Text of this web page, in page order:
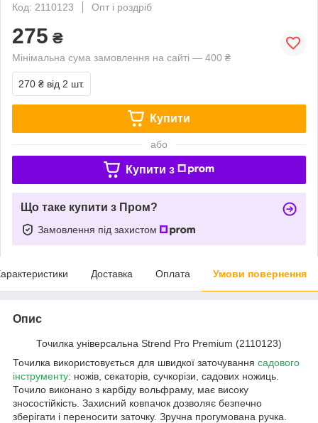
Код: 2110123
Опт і роздріб
275 ₴
Мінімальна сума замовлення на сайті — 400 ₴
270 ₴ від 2 шт.
Купити
або
Купити з
Що таке купити з Пром?
Замовлення під захистом
Доставка Оплата Умови повернення
Опис
Точилка універсальна Strend Pro Premium (2110123)
Точилка використовується для швидкої заточування садового
інструменту: ножів, секаторів, сучкорізи, садових ножиць.
Точило виконано з карбіду вольфраму, має високу
зносостійкість. Захисний ковпачок дозволяє безпечно
зберігати і переносити заточку. Зручна прогумована ручка.